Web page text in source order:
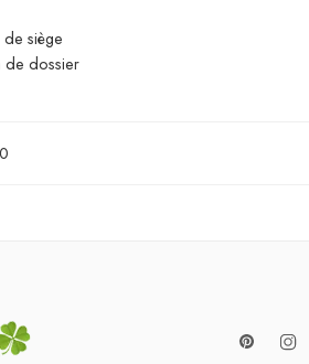
siège
de dossier